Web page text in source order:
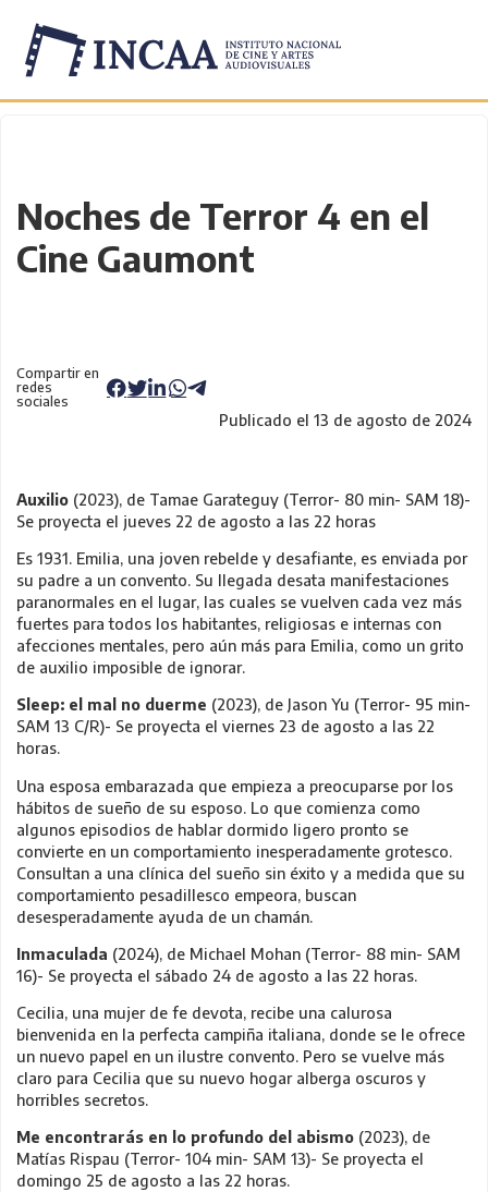
Noches de Terror 4 en el
Cine Gaumont
Compartir en
redes
sociales
Publicado el 13 de agosto de 2024
Auxilio (2023), de Tamae Garateguy (Terror- 80 min- SAM 18)-
Se proyecta el jueves 22 de agosto a las 22 horas
Es 1931. Emilia, una joven rebelde y desafiante, es enviada por
su padre a un convento. Su llegada desata manifestaciones
paranormales en el lugar, las cuales se vuelven cada vez más
fuertes para todos los habitantes, religiosas e internas con
afecciones mentales, pero aún más para Emilia, como un grito
de auxilio imposible de ignorar.
Sleep: el mal no duerme (2023), de Jason Yu (Terror- 95 min-
SAM 13 C/R)- Se proyecta el viernes 23 de agosto a las 22
horas.
Una esposa embarazada que empieza a preocuparse por los
hábitos de sueño de su esposo. Lo que comienza como
algunos episodios de hablar dormido ligero pronto se
convierte en un comportamiento inesperadamente grotesco.
Consultan a una clínica del sueño sin éxito y a medida que su
comportamiento pesadillesco empeora, buscan
desesperadamente ayuda de un chamán.
Inmaculada (2024), de Michael Mohan (Terror- 88 min- SAM
16)- Se proyecta el sábado 24 de agosto a las 22 horas.
Cecilia, una mujer de fe devota, recibe una calurosa
bienvenida en la perfecta campiña italiana, donde se le ofrece
un nuevo papel en un ilustre convento. Pero se vuelve más
claro para Cecilia que su nuevo hogar alberga oscuros y
horribles secretos.
Me encontrarás en lo profundo del abismo (2023), de
Matías Rispau (Terror- 104 min- SAM 13)- Se proyecta el
domingo 25 de agosto a las 22 horas.